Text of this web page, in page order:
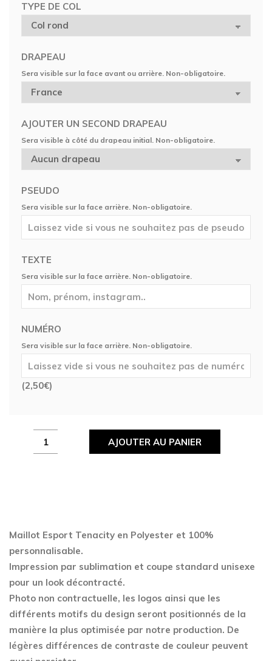
TYPE DE COL
DRAPEAU
Sera visible sur la face avant ou arrière. Non-obligatoire.
AJOUTER UN SECOND DRAPEAU
Sera visible à côté du drapeau initial. Non-obligatoire.
PSEUDO
Sera visible sur la face arrière. Non-obligatoire.
TEXTE
Sera visible sur la face arrière. Non-obligatoire.
NUMÉRO
Sera visible sur la face arrière. Non-obligatoire.
(2,50€)
Maillot
Esport
AJOUTER AU PANIER
Maillot Esport Tenacity en Polyester et 100%
personnalisable.
Impression par sublimation et coupe standard unisexe
pour un look décontracté.
Photo non contractuelle, les logos ainsi que les
différents motifs du design seront positionnés de la
manière la plus optimisée par notre production. De
légères différences de contraste de couleur peuvent